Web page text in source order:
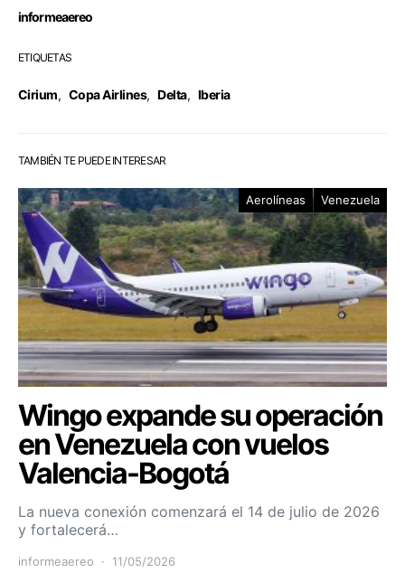
informeaereo
ETIQUETAS
Cirium, Copa Airlines, Delta, Iberia
TAMBIÉN TE PUEDE INTERESAR
Aerolíneas Venezuela
Wingo expande su operación
en Venezuela con vuelos
Valencia-Bogotá
La nueva conexión comenzará el 14 de julio de 2026
y fortalecerá…
informeaereo 11/05/2026